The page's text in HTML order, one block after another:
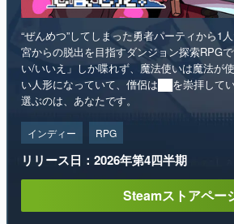
“ぜんめつ”してしまった勇者パーティから1
宮からの脱出を目指すダンジョン探索RPG
い/いいえ」しか喋れず、魔法使いは魔法が
い人形になっていて、僧侶は██を崇拝して
選ぶのは、あなたです。
インディー RPG
リリース日：2026年第4四半期
Steamストアペー